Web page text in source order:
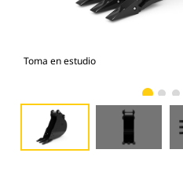
Toma en estudio